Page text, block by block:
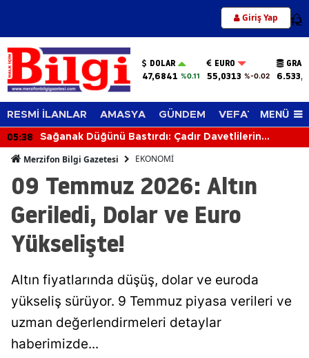
Giriş Yap 12
DOLAR
47,6841 %0.11
EURO
55,0313 %-0.02
RESMİ İLANLAR AMASYA GÜNDEM VEFAT EDENLER
MENÜ
05:38
Sağanak Düğünü Bastırdı: Çadır Davetlilerin
Merzifon Bilgi Gazetesi EKONOMİ
09 Temmuz 2026: Altın
Geriledi, Dolar ve Euro
Yükselişte!
Altın fiyatlarında düşüş, dolar ve euroda
yükseliş sürüyor. 9 Temmuz piyasa verileri ve
uzman değerlendirmeleri detaylar
haberimizde...